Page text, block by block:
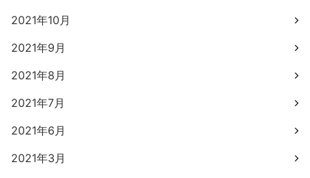
2021年10月
2021年9月
2021年8月
2021年7月
2021年6月
2021年3月